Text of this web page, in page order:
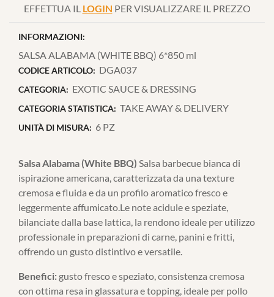
EFFETTUA IL LOGIN PER VISUALIZZARE IL PREZZO
INFORMAZIONI:
SALSA ALABAMA (WHITE BBQ) 6*850 ml
CODICE ARTICOLO: DGA037
CATEGORIA: EXOTIC SAUCE & DRESSING
CATEGORIA STATISTICA: TAKE AWAY & DELIVERY
UNITÀ DI MISURA: 6 PZ
Salsa Alabama (White BBQ) Salsa barbecue bianca di
ispirazione americana, caratterizzata da una texture
cremosa e fluida e da un profilo aromatico fresco e
leggermente affumicato.Le note acidule e speziate,
bilanciate dalla base lattica, la rendono ideale per utilizzo
professionale in preparazioni di carne, panini e fritti,
offrendo un gusto distintivo e versatile.
Benefici: gusto fresco e speziato, consistenza cremosa
con ottima resa in glassatura e topping, ideale per pollo